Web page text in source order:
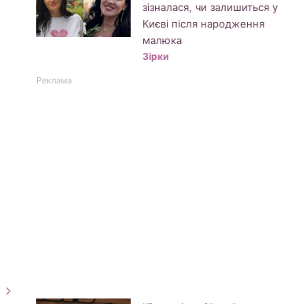
зізналася, чи залишиться у
Києві після народження
малюка
Зірки
Реклама